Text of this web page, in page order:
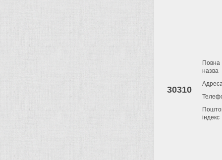
30310
Повна
назва
індекс